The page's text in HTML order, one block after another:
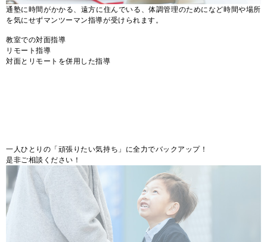
通塾に時間がかかる、遠方に住んでいる、体調管理のためになど時間や場所
を気にせずマンツーマン指導が受けられます。
教室での対面指導
リモート指導
対面とリモートを併用した指導
一人ひとりの「頑張りたい気持ち」に全力でバックアップ！
是非ご相談ください！